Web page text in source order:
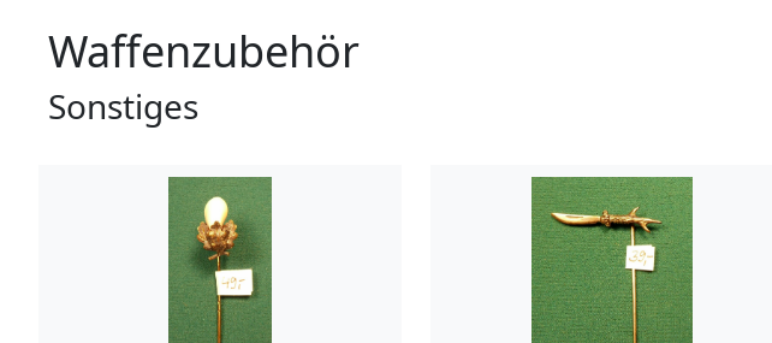
Waffenzubehör
Sonstiges